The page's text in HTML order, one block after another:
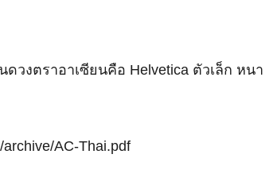
วงตราอาเซียนคือ Helvetica ตัวเล็ก หนา
AC-Thai.pdf